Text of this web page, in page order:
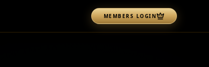
MEMBERS LOGIN